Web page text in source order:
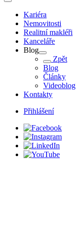
Kariéra
Nemovitosti
Realitní makléři
Kanceláře
Blog
Zpět
Blog
Články
Videoblog
Kontakty
Přihlášení